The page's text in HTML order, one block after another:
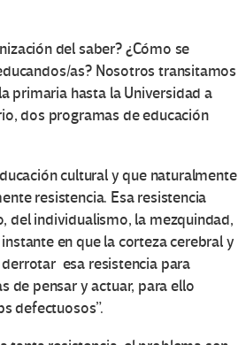
del saber? ¿Cómo se
as? Nosotros transitamos
primaria hasta la Universidad a
dos programas de educación
cultural y que naturalmente
resistencia. Esa resistencia
del individualismo, la mezquindad,
en que la corteza cerebral y
esa resistencia para
de pensar y actuar, para ello
defectuosos”.